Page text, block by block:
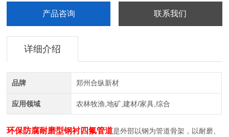
产品咨询 联系我们
详细介绍
品牌 郑州合纵新材
应用领域 农林牧渔,地矿,建材/家具,综合
环保防腐耐磨型钢衬四氟管道是外部以钢为管道骨架，以耐磨、